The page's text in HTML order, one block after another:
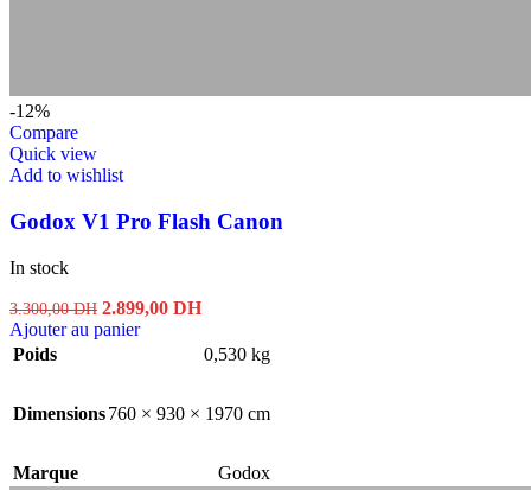
-12%
Compare
Quick view
Add to wishlist
Godox V1 Pro Flash Canon
In stock
3.300,00DH Le
prix
2.899,00 DHLe
actuel
Ajouter au panier
Poids
0,530 kg
Dimensions760 × 930 × 1970 cm
Marque Godox